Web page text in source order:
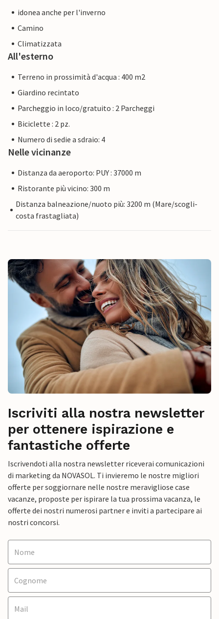
idonea anche per l'inverno
Camino
Climatizzata
All'esterno
Terreno in prossimità d'acqua : 400 m2
Giardino recintato
Parcheggio in loco/gratuito : 2 Parcheggi
Biciclette : 2 pz.
Numero di sedie a sdraio: 4
Nelle vicinanze
Distanza da aeroporto: PUY : 37000 m
Ristorante più vicino: 300 m
Distanza balneazione/nuoto più: 3200 m (Mare/scogli-
costa frastagliata)
Iscriviti alla nostra newsletter
per ottenere ispirazione e
fantastiche offerte
Iscrivendoti alla nostra newsletter riceverai comunicazioni
di marketing da NOVASOL. Ti invieremo le nostre migliori
offerte per soggiornare nelle nostre meravigliose case
vacanze, proposte per ispirare la tua prossima vacanza, le
offerte dei nostri numerosi partner e inviti a partecipare ai
nostri concorsi.